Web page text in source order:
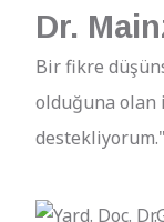
Dr.
Bir fikre
olduğuna olan
destekliyorum."